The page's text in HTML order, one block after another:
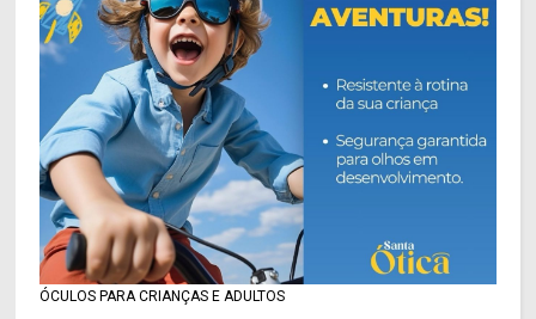
ÓCULOS PARA CRIANÇAS E ADULTOS